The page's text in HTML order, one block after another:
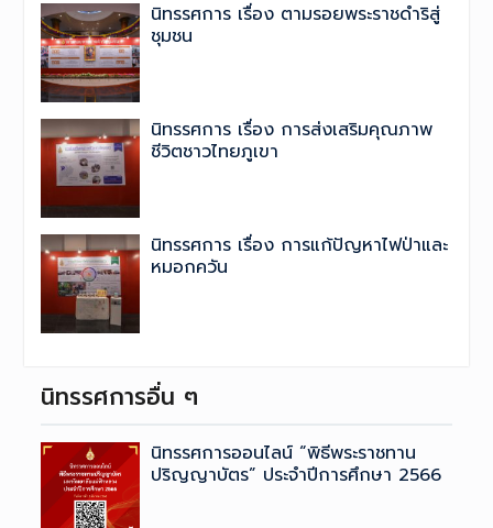
นิทรรศการ เรื่อง ตามรอยพระราชดำริสู่
ชุมชน
นิทรรศการ เรื่อง การส่งเสริมคุณภาพ
ชีวิตชาวไทยภูเขา
นิทรรศการ เรื่อง การแก้ปัญหาไฟป่าและ
หมอกควัน
นิทรรศการอื่น ๆ
นิทรรศการออนไลน์ “พิธีพระราชทาน
ปริญญาบัตร” ประจำปีการศึกษา 2566